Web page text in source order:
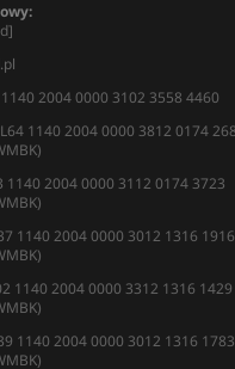
2004 0000 3102 3558 4460
1140 2004 0000 3812 0174
1140 2004 0000 3112 0174 3723
1140 2004 0000 3012 1316 1916
1140 2004 0000 3312 1316 1429
1140 2004 0000 3012 1316 1783